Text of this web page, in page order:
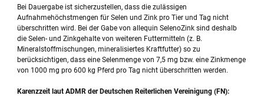
Bei Dauergabe ist sicherzustellen, dass die zulässigen
Aufnahmehöchstmengen für Selen und Zink pro Tier und Tag nicht
überschritten wird. Bei der Gabe von allequin SelenoZink sind deshalb
die Selen- und Zinkgehalte von weiteren Futtermitteln (z. B.
Mineralstoffmischungen, mineralisiertes Kraftfutter) so zu
berücksichtigen, dass eine Selenmenge von 7,5 mg bzw. eine Zinkmenge
von 1000 mg pro 600 kg Pferd pro Tag nicht überschritten werden.
Karenzzeit laut ADMR der Deutschen Reiterlichen Vereinigung (FN):